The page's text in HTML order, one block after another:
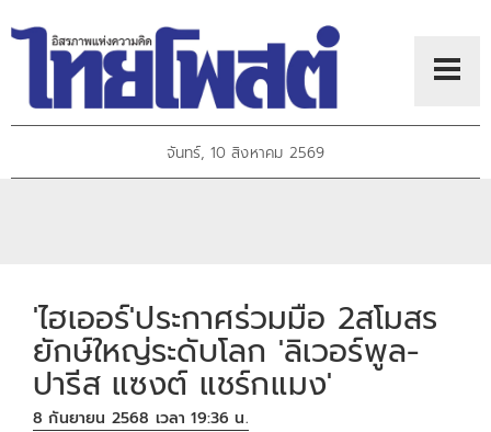
จันทร์, 10 สิงหาคม 2569
'ไฮเออร์'ประกาศร่วมมือ 2สโมสร
ยักษ์ใหญ่ระดับโลก 'ลิเวอร์พูล-
ปารีส แซงต์ แชร์กแมง'
8 กันยายน 2568 เวลา 19:36 น.